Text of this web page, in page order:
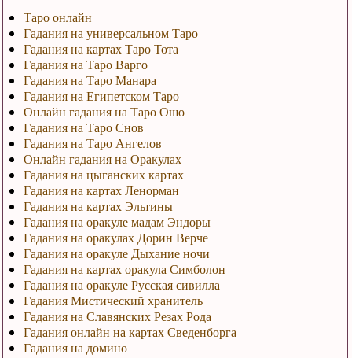
Таро онлайн
Гадания на универсальном Таро
Гадания на картах Таро Тота
Гадания на Таро Варго
Гадания на Таро Манара
Гадания на Египетском Таро
Онлайн гадания на Таро Ошо
Гадания на Таро Снов
Гадания на Таро Ангелов
Онлайн гадания на Оракулах
Гадания на цыганских картах
Гадания на картах Ленорман
Гадания на картах Эльтины
Гадания на оракуле мадам Эндоры
Гадания на оракулах Дорин Верче
Гадания на оракуле Дыхание ночи
Гадания на картах оракула Симболон
Гадания на оракуле Русская сивилла
Гадания Мистический хранитель
Гадания на Славянских Резах Рода
Гадания онлайн на картах Сведенборга
Гадания на домино